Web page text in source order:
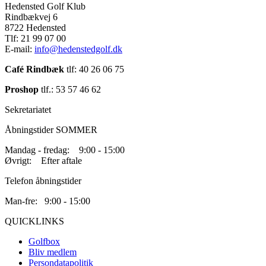
Hedensted Golf Klub
Rindbækvej 6
8722 Hedensted
Tlf: 21 99 07 00
E-mail: info@hedenstedgolf.dk
Café Rindbæk tlf: 40 26 06 75
Proshop tlf.: 53 57 46 62
Sekretariatet
Åbningstider SOMMER
Mandag - fredag: 9:00 - 15:00
Øvrigt: Efter aftale
Telefon åbningstider
Man-fre: 9:00 - 15:00
QUICKLINKS
Golfbox
Bliv medlem
Persondatapolitik